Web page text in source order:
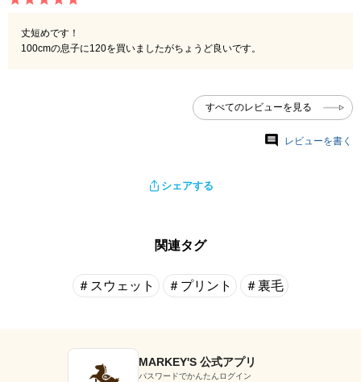
丈短めです！
100cmの息子に120を買いましたがちょうど良いです。
すべてのレビューを見る
レビューを書く
シェアする
関連タグ
＃スウェット ＃プリント ＃裏毛
MARKEY'S 公式アプリ
パスワードでかんたんログイン